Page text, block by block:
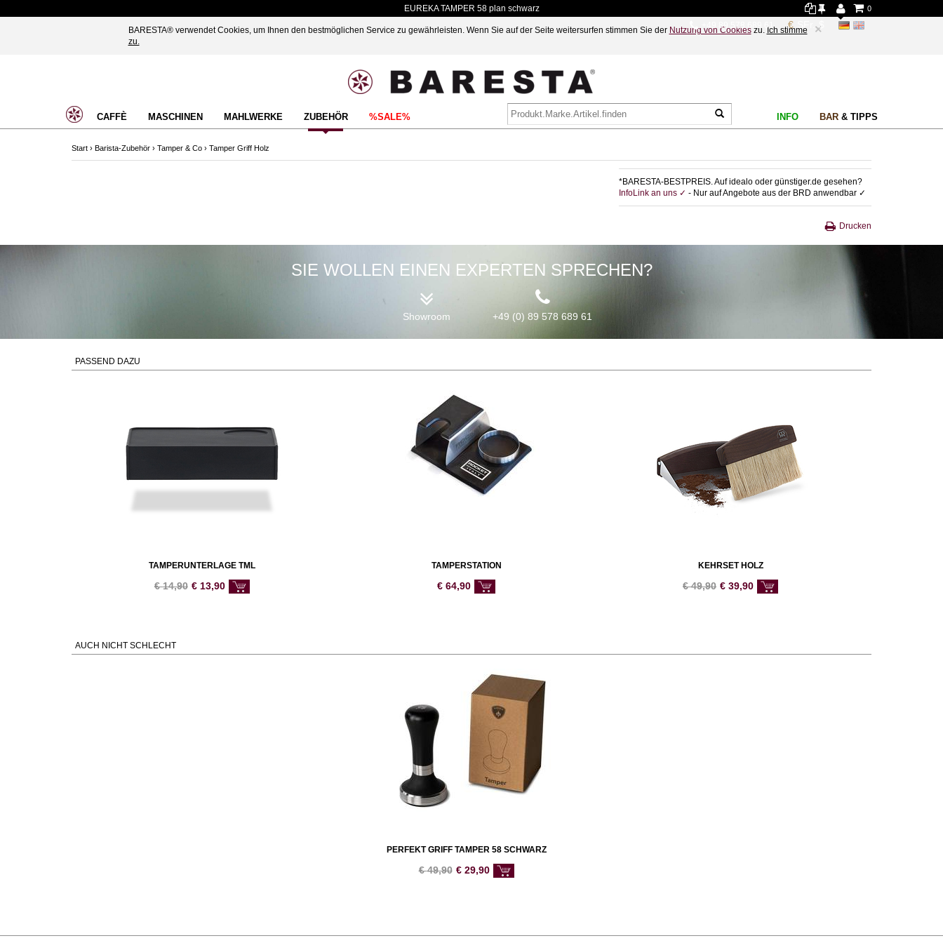
BARESTA® verwendet Cookies, um Ihnen den bestmöglichen Service zu gewährleisten. Wenn Sie auf der Seite weitersurfen stimmen Sie der Nutzung von Cookieszu. Ich stimme
zu.
×
EUREKA TAMPER 58 plan schwarz 0
+49 89 578 689 61
CAFFÈ MASCHINEN MAHLWERKE ZUBEHÖR %SALE% BAR& TIPPS
INFO
Start › Barista-Zubehör › Tamper & Co › Tamper Griff Holz
*BARESTA-BESTPREIS. Auf idealo oder günstiger.de gesehen?
InfoLink an uns ✓ - Nur auf Angebote aus der BRD anwendbar ✓
Drucken
SIE WOLLEN EINEN EXPERTEN SPRECHEN?
Showroom +49 (0) 89 578 689 61
PASSEND DAZU
TAMPERUNTERLAGE TML
€14,90 € 13,90
TAMPERSTATION
€ 64,90
KEHRSET HOLZ
€49,90 €39,90
AUCH NICHT SCHLECHT
PERFEKT GRIFF TAMPER 58 SCHWARZ
€49,90 € 29,90